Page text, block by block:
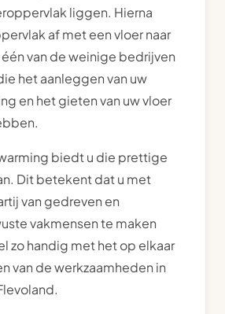
liggen. Hierna
af met een vloer naar
één van de weinige bedrijven
het aanleggen van uw
en het gieten van uw vloer
biedt u die prettige
Dit betekent dat u met
van gedreven en
vakmensen te maken
zo handig met het op elkaar
van de werkzaamheden in